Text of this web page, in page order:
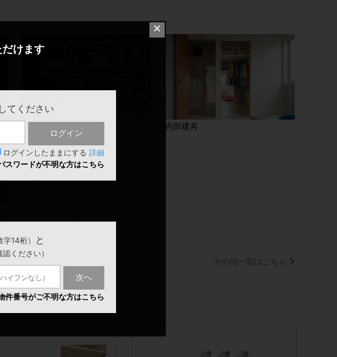
内部建具
給湯設備
その他一覧はこちら
ら
×
けます
てください
ログイン
ログインしたままにする 詳細
スワードが不明な方はこちら
字14桁）
と
ください）
次へ
件番号がご不明な方はこちら